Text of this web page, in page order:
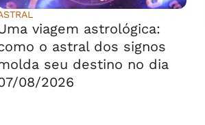
viagem astrológica:
o astral dos signos
seu destino no dia
08/2026